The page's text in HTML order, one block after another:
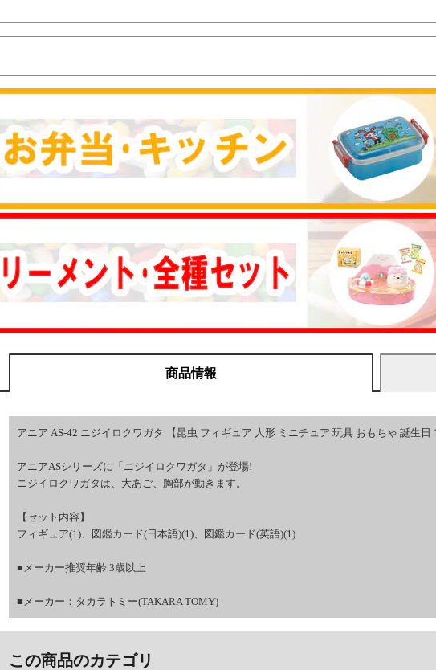
商品情報
アニア AS-42 ニジイロクワガタ 【昆虫 フィギュア 人形 ミニチュア 玩具 おもちゃ 誕生日
アニアASシリーズに「ニジイロクワガタ」が登場!
ニジイロクワガタは、大あご、胸部が動きます。
【セット内容】
フィギュア(1)、図鑑カード(日本語)(1)、図鑑カード(英語)(1)
■メーカー推奨年齢 3歳以上
■メーカー：タカラトミー(TAKARA TOMY)
この商品のカテゴリ